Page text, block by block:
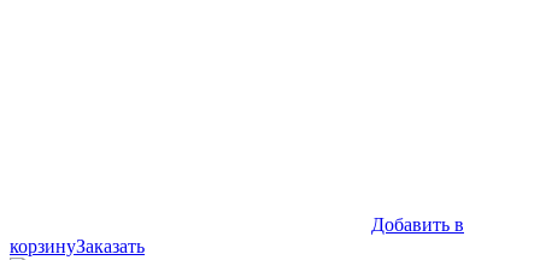
Добавить в
корзинуЗаказать